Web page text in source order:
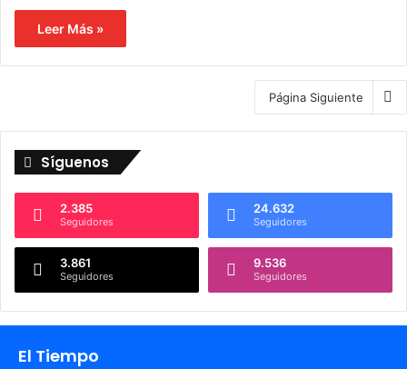
Leer Más »
Página Siguiente
Síguenos
2.385
Seguidores
24.632
Seguidores
3.861
Seguidores
9.536
Seguidores
El Tiempo